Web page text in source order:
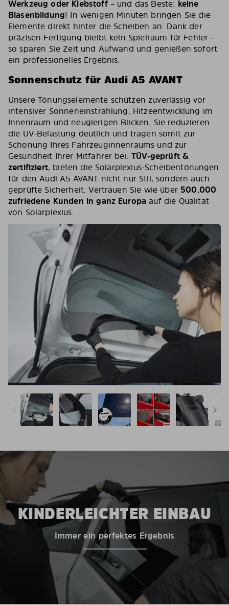
Werkzeug oder Klebstoff– und das Beste: keine
Blasenbildung! In wenigen Minuten bringen Sie die
Elemente direkt hinter die Scheiben an. Dank der
präzisen Fertigung bleibt kein Spielraum für Fehler –
so sparen Sie Zeit und Aufwand und genießen sofort
ein professionelles Ergebnis.
Sonnenschutz für Audi A5 AVANT
Unsere Tönungselemente schützen zuverlässig vor
intensiver Sonneneinstrahlung, Hitzeentwicklung im
Innenraum und neugierigen Blicken. Sie reduzieren
die UV-Belastung deutlich und tragen somit zur
Schonung Ihres Fahrzeuginnenraums und zur
Gesundheit Ihrer Mitfahrer bei.TÜV-geprüft &
zertifiziert, bieten die Solarplexius-Scheibentönungen
für den Audi A5 AVANT nicht nur Stil, sondern auch
geprüfte Sicherheit. Vertrauen Sie wie über500.000
zufriedene Kunden in ganz Europa auf die Qualität
von Solarplexius.
KINDERLEICHTER EINBAU
Immer ein perfektes Ergebnis